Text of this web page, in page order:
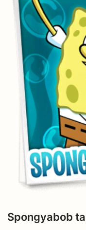
Spongyabob